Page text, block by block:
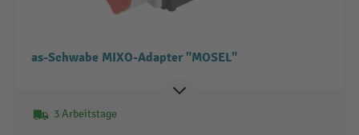
as-Schwabe MIXO-Adapter "MOSEL"
3 Arbeitstage